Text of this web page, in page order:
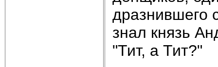
дразнившего
знал князь
"Тит, а Тит?"